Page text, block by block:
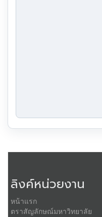
ลิงค์หน่วยงาน
หน้าแรก
ตราสัญลักษณ์มหาวิทยาลัย